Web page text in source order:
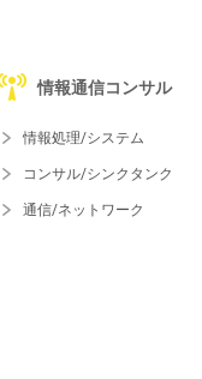
情報通信コンサル
情報処理/システム
コンサル/シンクタンク
通信/ネットワーク